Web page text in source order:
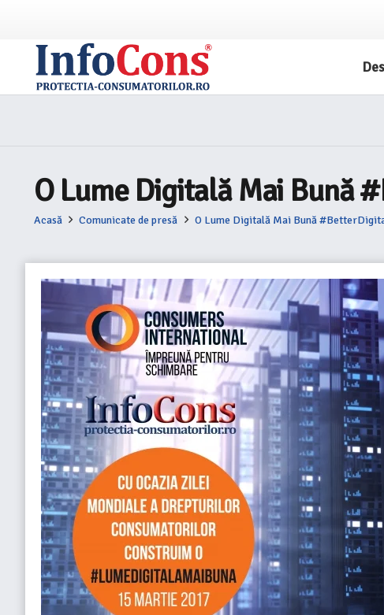
O Lume Digitală Mai Bună
Acasă Comunicate de presă O Lume Digitală Mai Bună